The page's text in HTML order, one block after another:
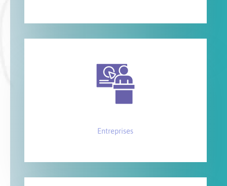
Entreprises